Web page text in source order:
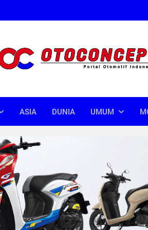
ASIA DUNIA UMUM